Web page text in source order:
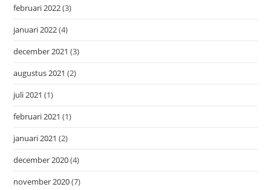
februari 2022(3)
januari 2022(4)
december 2021 (3)
augustus 2021 (2)
juli 2021 (1)
februari 2021 (1)
januari 2021 (2)
december 2020(4)
november 2020(7)